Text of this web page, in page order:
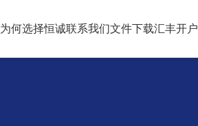
为何选择恒诚联系我们文件下载汇丰开户